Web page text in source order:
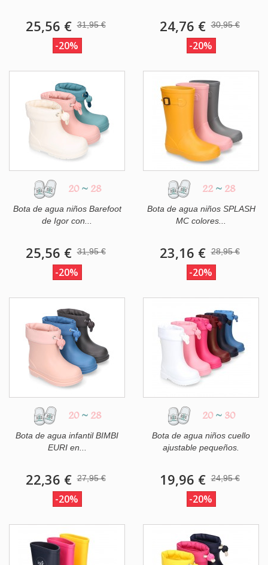
25,56 € 31,95 €
-20%
24,76 € 30,95 €
-20%
20 ~ 28
Bota de agua niños Barefoot
de Igor con...
25,56 € 31,95 €
-20%
22 ~ 28
Bota de agua niños SPLASH
MC colores...
23,16 € 28,95 €
-20%
20 ~ 28
Bota de agua infantil BIMBI
EURI en...
22,36 € 27,95 €
-20%
20 ~ 30
Bota de agua niños cuello
ajustable pequeños.
19,96 € 24,95 €
-20%